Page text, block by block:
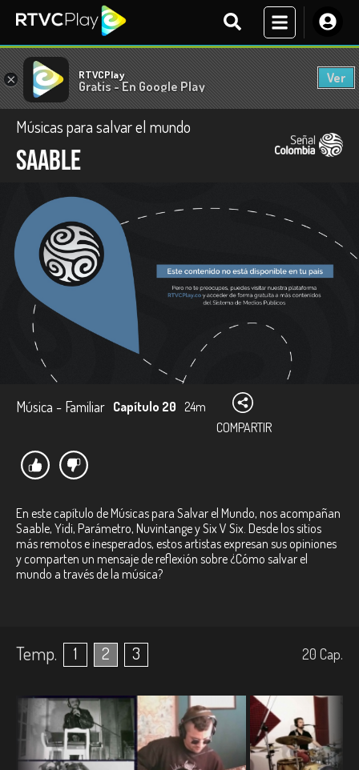
× RTVCPlay
Gratis - En Google Play
Ver
Músicas para salvar el mundo
Saable
Música - Familiar Capítulo 20 24m
COMPARTIR
En este capítulo de Músicas para Salvar el Mundo, nos acompañan
Saable, Yidi, Parámetro, Nuvintange y Six V Six. Desde los sitios
más remotos e inesperados, estos artistas expresan sus opiniones
y comparten un mensaje de reflexión sobre ¿Cómo salvar el
mundo a través de la música?
Temp. 1 2 3 20 Cap.